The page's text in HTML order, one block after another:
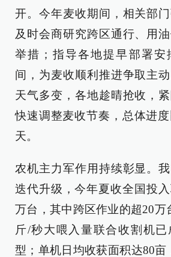
开。今年麦收期间，相关部
及时会商研究跨区通行、用
举措；指导各地提早部署安
间，为麦收顺利推进争取主
天气多变，各地趁晴抢收，
快速调整麦收节奏，总体进
天。
农机主力军作用持续彰显。
迭代升级，今年夏收全国投
万台，其中跨区作业的超20万
斤/秒大喂入量联合收割机
型；单机日均收获面积达80亩